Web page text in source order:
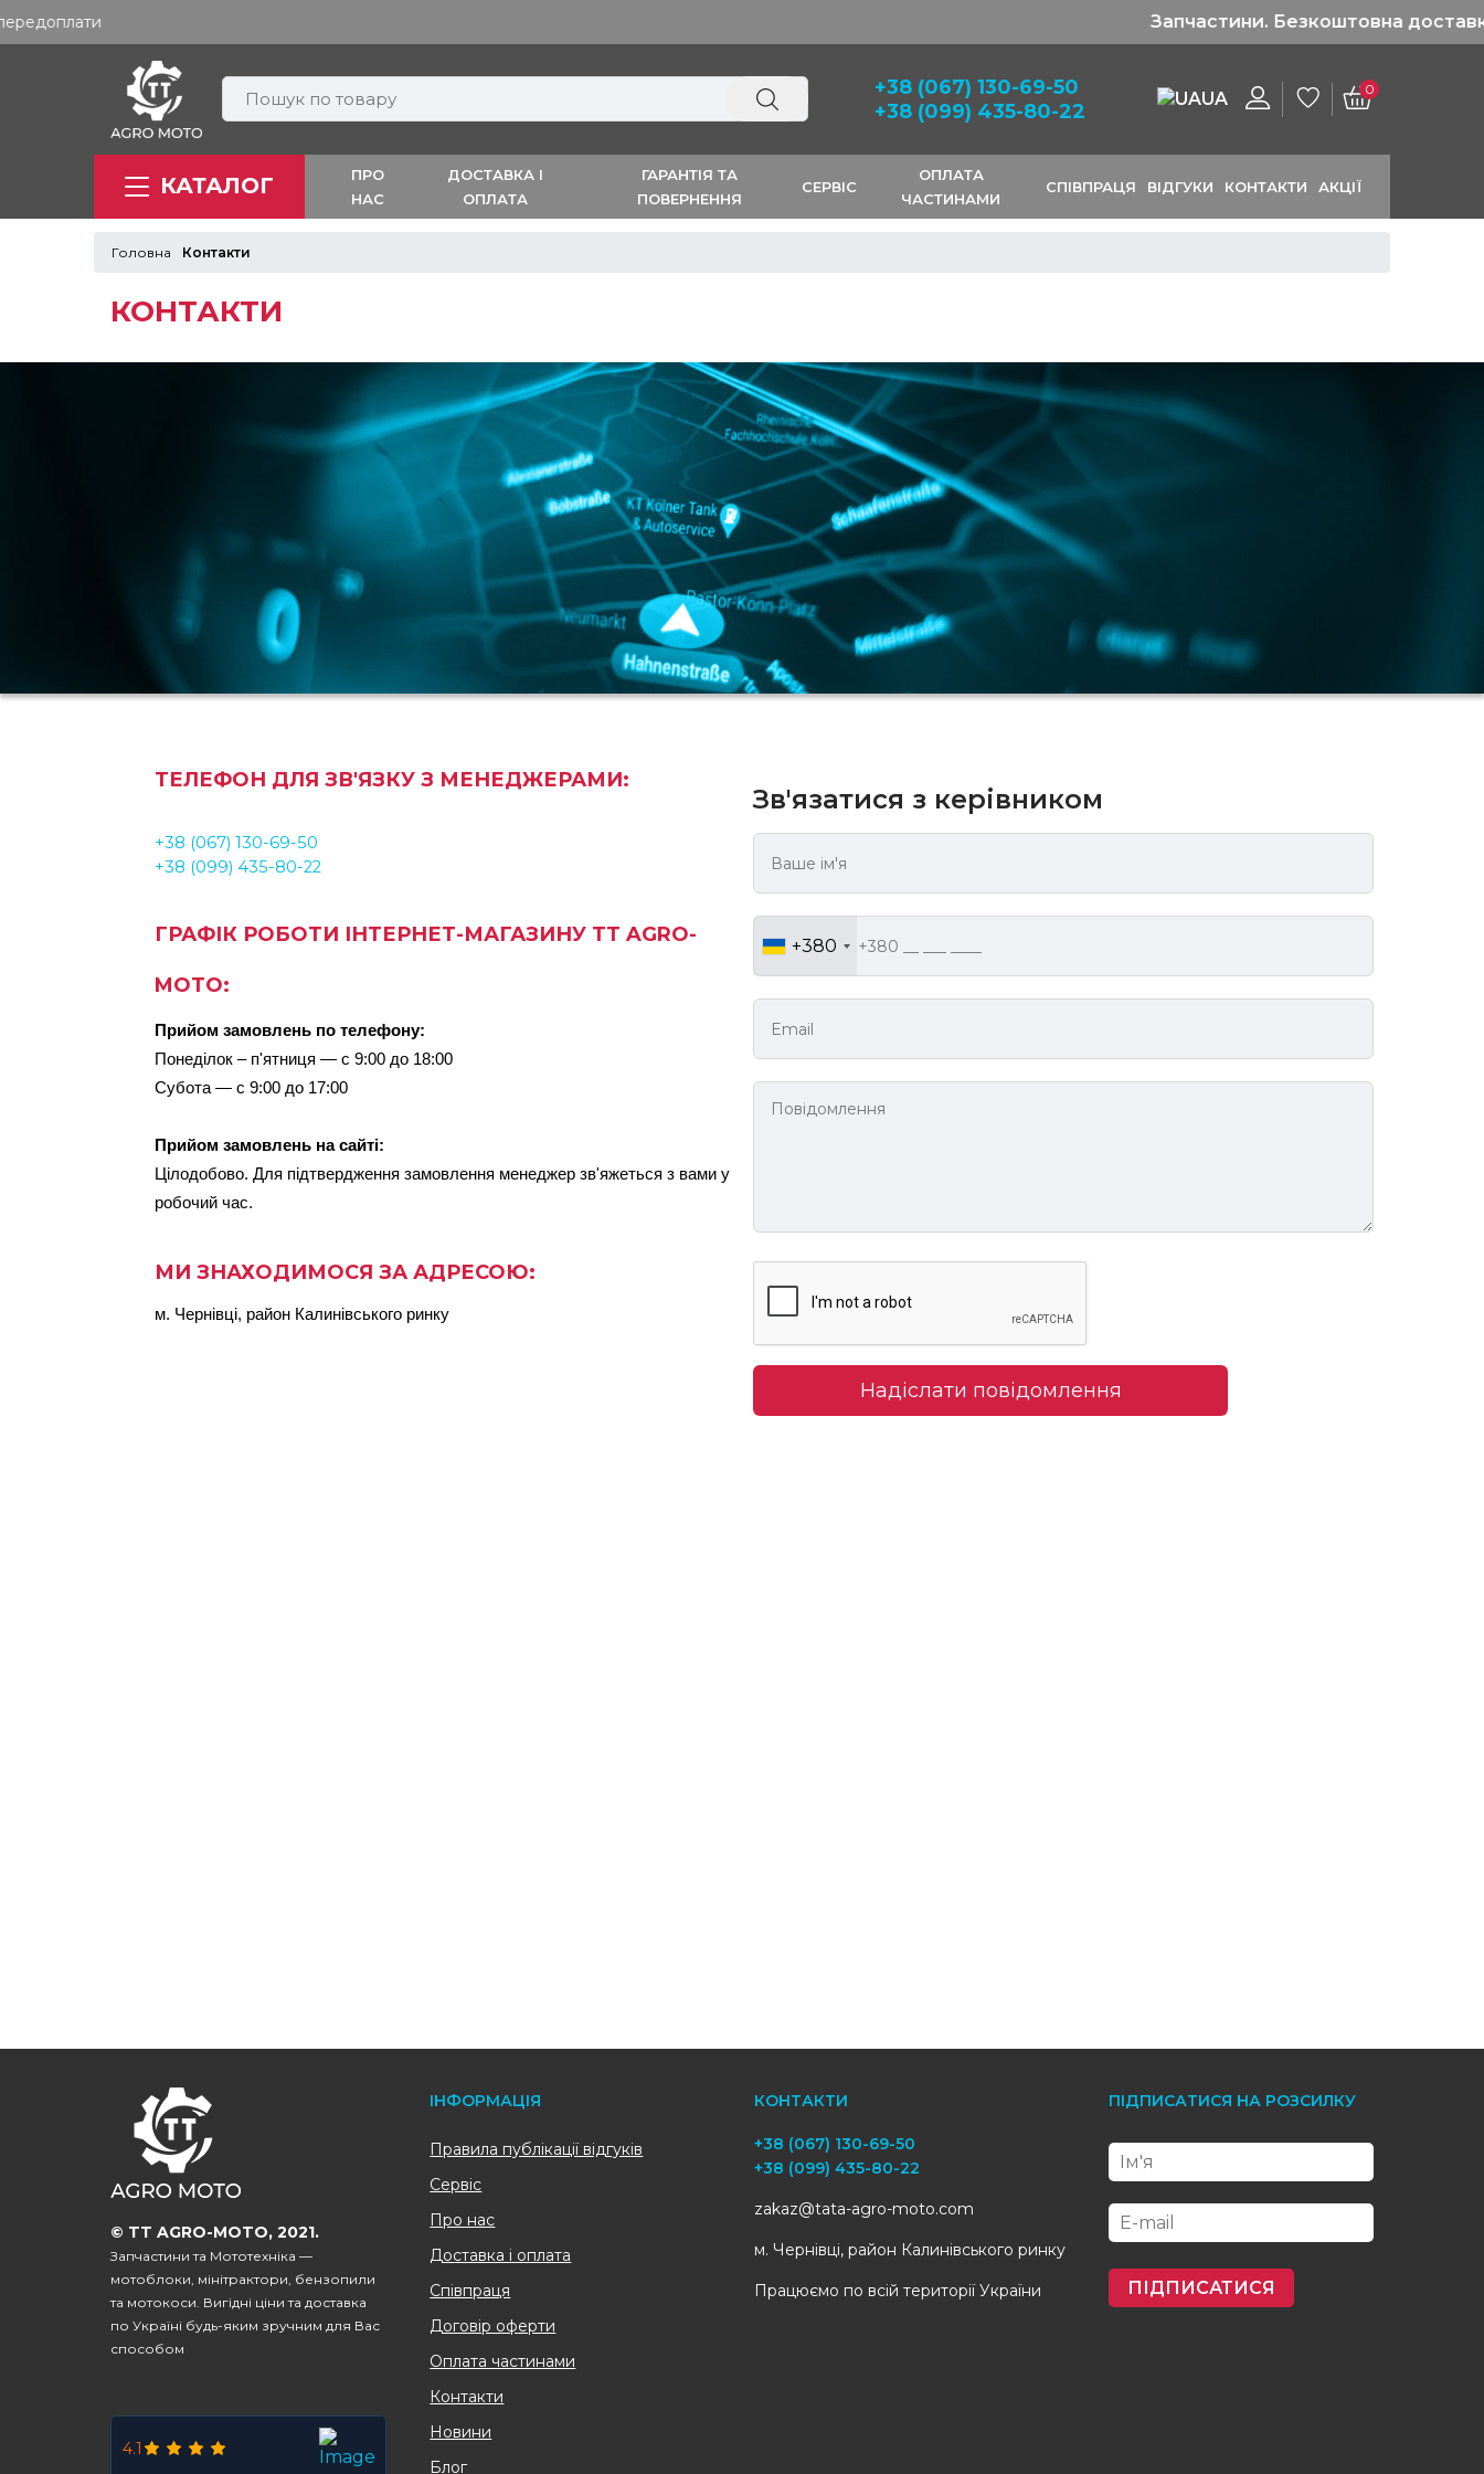
+38 (067) 130-69-50
+38 (099) 435-80-22
UA 0
КАТАЛОГ
ПРО
НАС
ДОСТАВКА І
ОПЛАТА
ГАРАНТІЯ ТА
ПОВЕРНЕННЯ
СЕРВІС
ОПЛАТА
ЧАСТИНАМИ
СПІВПРАЦЯ ВІДГУКИ КОНТАКТИ АКЦІЇ
Головна Контакти
КОНТАКТИ
ТЕЛЕФОН ДЛЯ ЗВ'ЯЗКУ З МЕНЕДЖЕРАМИ:
+38 (067) 130-69-50
+38 (099) 435-80-22
ГРАФІК РОБОТИ ІНТЕРНЕТ-МАГАЗИНУ TT AGRO-
MOTO:
Прийом замовлень по телефону:
Понеділок – п'ятниця — с 9:00 до 18:00
Субота — с 9:00 до 17:00
Прийом замовлень на сайті:
Цілодобово. Для підтвердження замовлення менеджер зв'яжеться з вами у
робочий час.
МИ ЗНАХОДИМОСЯ ЗА АДРЕСОЮ:
м. Чернівці, район Калинівського ринку
Зв'язатися з керівником
+380
Надіслати повідомлення
© TT AGRO-MOTO, 2021.
Запчастини та Мототехніка —
мотоблоки, мінітрактори, бензопили
та мотокоси. Вигідні ціни та доставка
по Україні будь-яким зручним для Вас
способом
4.1
ПІДПИСАТИСЯ НА РОЗСИЛКУ
ПІДПИСАТИСЯ
ІНФОРМАЦІЯ
Правила публікації відгуків
Сервіс
Про нас
Доставка і оплата
Співпраця
Договір оферти
Оплата частинами
Контакти
Новини
Блог
КОНТАКТИ
+38 (067) 130-69-50
+38 (099) 435-80-22
zakaz@tata-agro-moto.com
м. Чернівці, район Калинівського ринку
Працюємо по всій території України